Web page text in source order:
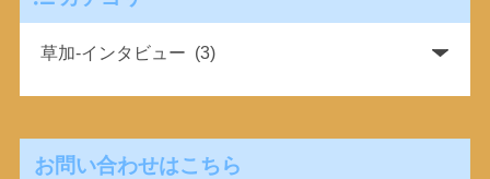
お問い合わせはこちら